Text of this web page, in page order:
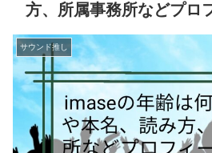
方、所属事務所などプロ
サウンド推し